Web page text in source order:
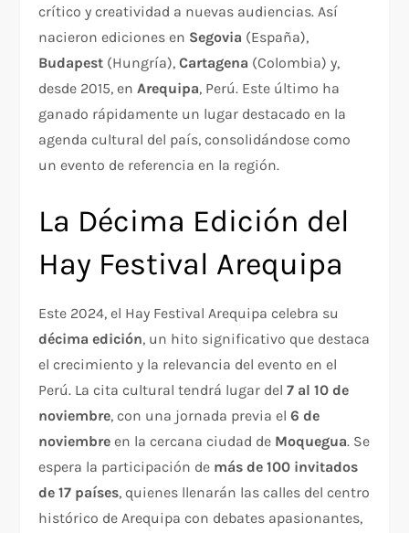
crítico y creatividad a nuevas audiencias. Así
nacieron ediciones en Segovia (España),
Budapest (Hungría),Cartagena (Colombia) y,
desde 2015, enArequipa, Perú. Este último ha
ganado rápidamente un lugar destacado en la
agenda cultural del país, consolidándose como
un evento de referencia en la región.
La Décima Edición del
Hay Festival Arequipa
Este 2024, el Hay Festival Arequipa celebra su
décima edición, un hito significativo que destaca
el crecimiento y la relevancia del evento en el
Perú. La cita cultural tendrá lugar del7 al 10 de
noviembre, con una jornada previa el6 de
noviembre en la cercana ciudad de Moquegua. Se
espera la participación de más de 100 invitados
de 17 países, quienes llenarán las calles del centro
histórico de Arequipa con debates apasionantes,